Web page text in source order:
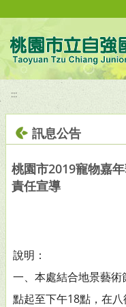
:::
訊息公告
桃園市2019寵物嘉
責任宣導
說明：
一、本處結合地景藝
點起至下午18點，在